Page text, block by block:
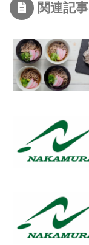
関連記事